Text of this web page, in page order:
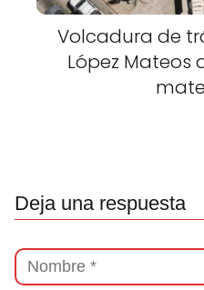
Volcadura de
López Mateos
Deja una respuesta